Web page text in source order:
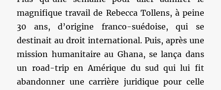
magnifique travail de Rebecca Tollens, à peine
30 ans, d’origine franco-suédoise, qui se
destinait au droit international. Puis, après une
mission humanitaire au Ghana, se lança dans
un road-trip en Amérique du sud qui lui fit
abandonner une carrière juridique pour celle